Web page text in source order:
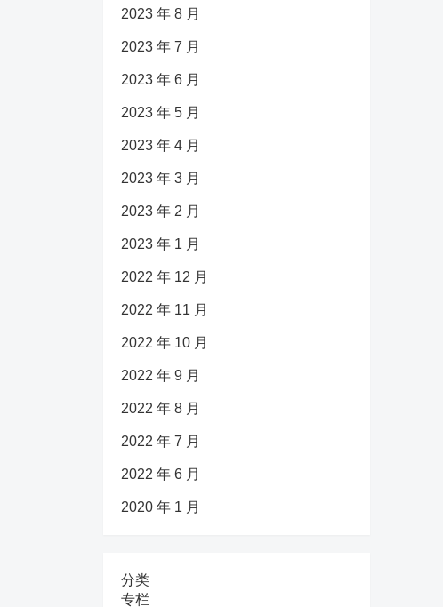
2023 年 8 月
2023 年 7 月
2023 年 6 月
2023 年 5 月
2023 年 4 月
2023 年 3 月
2023 年 2 月
2023 年 1 月
2022 年 12 月
2022 年 11 月
2022 年 10 月
2022 年 9 月
2022 年 8 月
2022 年 7 月
2022 年 6 月
2020 年 1 月
分类
专栏